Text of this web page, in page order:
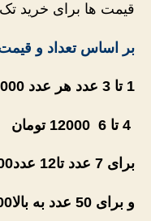
قیمت ها برای خرید
بر اساس تعداد و
1 تا 3 عدد هر عدد 15000 تومان
برای 7 عدد تا12 عدد10000 تومان
و برای 50 عدد به بالا9000